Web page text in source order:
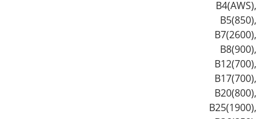
B4(AWS),
B5(850),
B7(2600),
B8(900),
B12(700),
B17(700),
B20(800),
B25(1900),